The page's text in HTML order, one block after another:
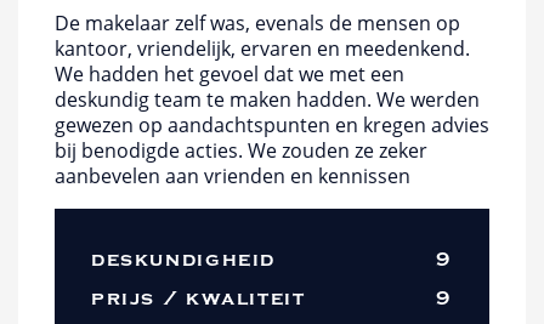
De makelaar zelf was, evenals de mensen op
kantoor, vriendelijk, ervaren en meedenkend.
We hadden het gevoel dat we met een
deskundig team te maken hadden. We werden
gewezen op aandachtspunten en kregen advies
bij benodigde acties. We zouden ze zeker
aanbevelen aan vrienden en kennissen
deskundigheid
9
prijs / kwaliteit
9